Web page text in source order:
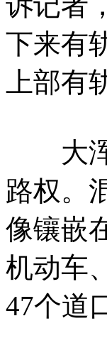
下来有
上部
大浑
路权。
像镶嵌
机动车
47个道